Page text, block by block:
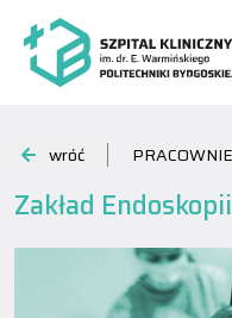
wróć
Zakład Endoskopii